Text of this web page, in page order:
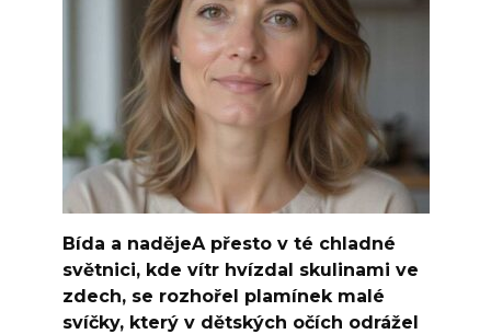
Bída a nadějeA přesto v té chladné
světnici, kde vítr hvízdal skulinami ve
zdech, se rozhořel plamínek malé
svíčky, který v dětských očích odrážel